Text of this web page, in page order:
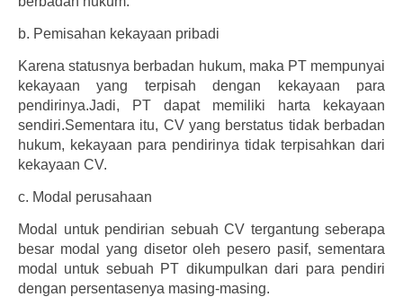
b. Pemisahan kekayaan pribadi
Karena statusnya berbadan hukum, maka PT mempunyai
kekayaan yang terpisah dengan kekayaan para
pendirinya.Jadi, PT dapat memiliki harta kekayaan
sendiri.Sementara itu, CV yang berstatus tidak berbadan
hukum, kekayaan para pendirinya tidak terpisahkan dari
kekayaan CV.
c. Modal perusahaan
Modal untuk pendirian sebuah CV tergantung seberapa
besar modal yang disetor oleh pesero pasif, sementara
modal untuk sebuah PT dikumpulkan dari para pendiri
dengan persentasenya masing-masing.